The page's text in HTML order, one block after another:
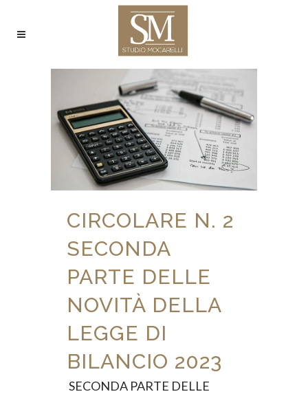
CIRCOLARE N. 2
SECONDA
PARTE DELLE
NOVITÀ DELLA
LEGGE DI
BILANCIO 2023
SECONDA PARTE DELLE